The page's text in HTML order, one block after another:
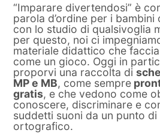
“Imparare divertendosi” è
parola d’ordine per i
con lo studio di qualsivoglia
per questo, noi ci
materiale didattico che
come un gioco. Oggi in
proporvi una raccolta di
MP e MB, come sempre
gratis, e che vedono come
conoscere, discriminare e
suddetti suoni da un punto
ortografico.